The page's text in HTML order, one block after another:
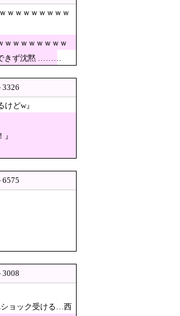
前までネグ
人が現れる
の通りだ…
たばこを吸
ｗｗｗｗｗｗｗｗ
ｗｗｗｗｗｗｗｗ
できず沈黙 ………
3326
どw』
6575
3008
ショック受ける…西